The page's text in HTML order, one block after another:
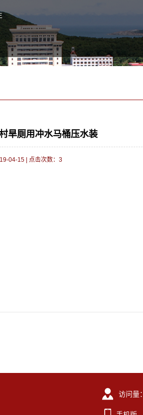
旱厕用冲水马桶压水装
04-15 点击次数： 3
访问量：